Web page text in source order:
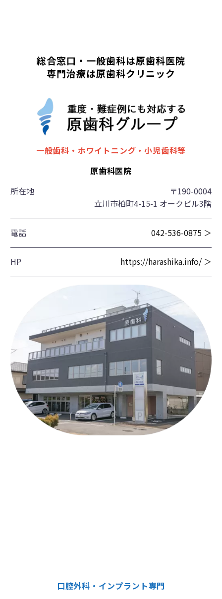
総合窓口・一般歯科は原歯科医院
専門治療は原歯科クリニック
一般歯科・ホワイトニング・小児歯科等
原歯科医院
所在地
〒190-0004
立川市柏町4-15-1 オークビル3階
電話 042-536-0875 ＞
HP https://harashika.info/ ＞
口腔外科・インプラント専門